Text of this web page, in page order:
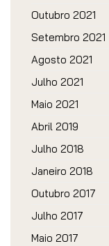
Outubro 2021
Setembro 2021
Agosto 2021
Julho 2021
Maio 2021
Abril 2019
Julho 2018
Janeiro 2018
Outubro 2017
Julho 2017
Maio 2017